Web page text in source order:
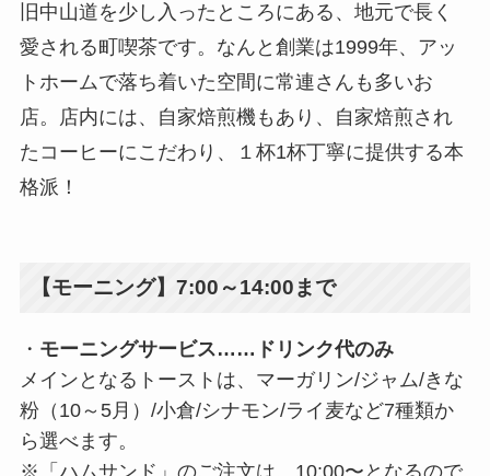
旧中山道を少し入ったところにある、地元で長く
愛される町喫茶です。なんと創業は1999年、アッ
トホームで落ち着いた空間に常連さんも多いお
店。店内には、自家焙煎機もあり、自家焙煎され
たコーヒーにこだわり、１杯1杯丁寧に提供する本
格派！
【モーニング】7:00～14:00まで
・ モーニングサービス……ドリンク代のみ
メインとなるトーストは、マーガリン/ジャム/きな
粉（10～5月）/小倉/シナモン/ライ麦など7種類か
ら選べます。